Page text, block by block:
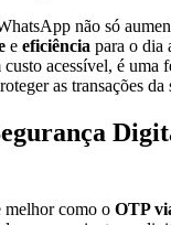
não só
e eficiência para o dia
acessível, é uma
as transações da
melhor como o OTP